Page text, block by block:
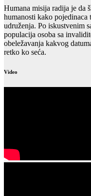
Humana misija radija je da
humanosti kako
udruženja. Po iskustvenim
populacija osoba sa
obeležavanja kakvog
retko ko seća.
Video